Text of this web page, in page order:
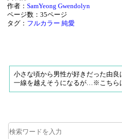
作者：SamYeong Gwendolyn
ページ数：35ページ
タグ： フルカラー 純愛
小さな頃から男性が好きだった由
一線を越えそうになるが…※こちら